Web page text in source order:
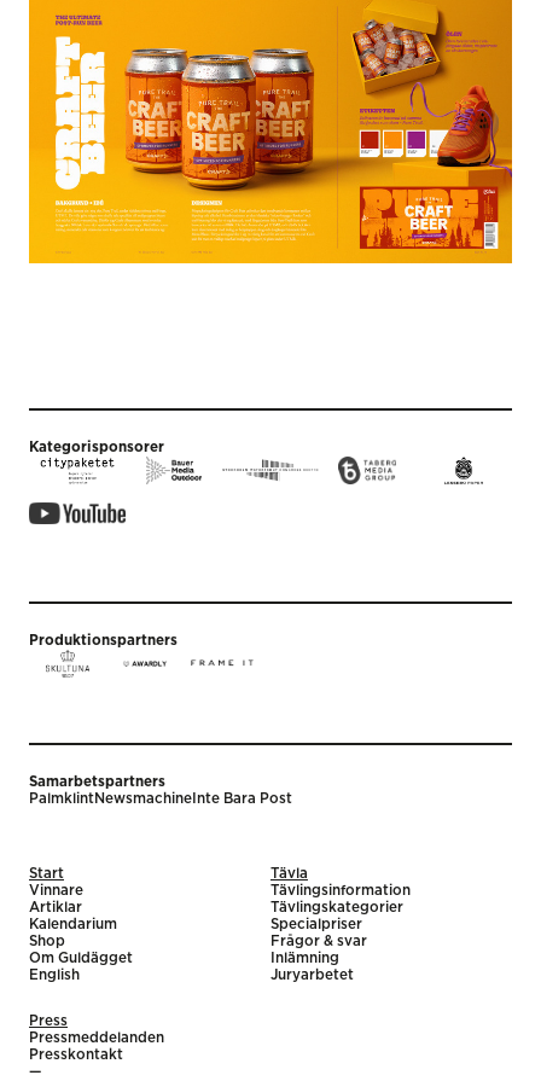
Kategorisponsorer
Produktionspartners
Samarbetspartners
PalmklintNewsmachine Inte Bara Post
Start
Vinnare
Artiklar
Kalendarium
Shop
Om Guldägget
English
Tävla
Tävlingsinformation
Tävlingskategorier
Specialpriser
Frågor & svar
Inlämning
Juryarbetet
Press
Pressmeddelanden
Presskontakt
—